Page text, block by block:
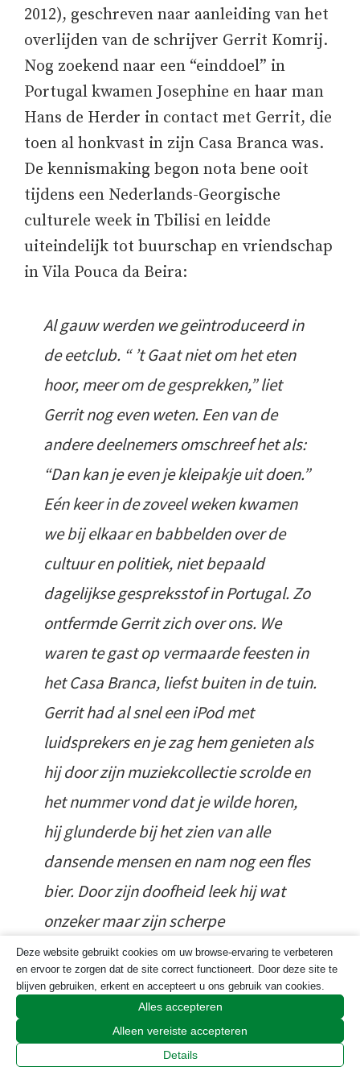
2012), geschreven naar aanleiding van het
overlijden van de schrijver Gerrit Komrij.
Nog zoekend naar een “einddoel” in
Portugal kwamen Josephine en haar man
Hans de Herder in contact met Gerrit, die
toen al honkvast in zijn Casa Branca was.
De kennismaking begon nota bene ooit
tijdens een Nederlands-Georgische
culturele week in Tbilisi en leidde
uiteindelijk tot buurschap en vriendschap
in Vila Pouca da Beira:
Al gauw werden we geïntroduceerd in
de eetclub. “ ’t Gaat niet om het eten
hoor, meer om de gesprekken,” liet
Gerrit nog even weten. Een van de
andere deelnemers omschreef het als:
“Dan kan je even je kleipakje uit doen.”
Eén keer in de zoveel weken kwamen
we bij elkaar en babbelden over de
cultuur en politiek, niet bepaald
dagelijkse gespreksstof in Portugal. Zo
ontfermde Gerrit zich over ons. We
waren te gast op vermaarde feesten in
het Casa Branca, liefst buiten in de tuin.
Gerrit had al snel een iPod met
luidsprekers en je zag hem genieten als
hij door zijn muziekcollectie scrolde en
het nummer vond dat je wilde horen,
hij glunderde bij het zien van alle
dansende mensen en nam nog een fles
bier. Door zijn doofheid leek hij wat
onzeker maar zijn scherpe
waarnemingsvermogen leed daar niet
onder. Net als je dacht: hij hoort me
niet, kwam zijn luide markante stem
door met een kort raak statement.
Deze website gebruikt cookies om uw browse-ervaring te verbeteren
en ervoor te zorgen dat de site correct functioneert. Door deze site te
blijven gebruiken, erkent en accepteert u ons gebruik van cookies.
Alles accepteren
Alleen vereiste accepteren
Details